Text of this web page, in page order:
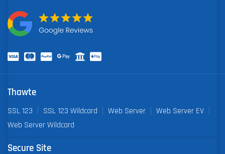
Thawte
SSL 123 SSL 123 Wildcard Web Server
Web Server EV
Web Server Wildcard
Secure Site